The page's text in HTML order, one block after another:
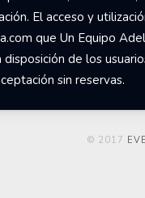
El acceso y
que Un Equipo
de los
sin reservas.
© 2017